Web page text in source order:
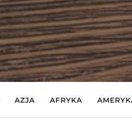
AZJA AFRYKA